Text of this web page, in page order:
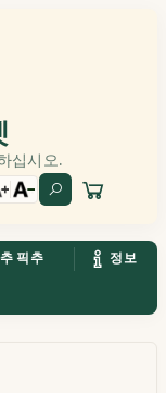
십시오.
픽추
정보